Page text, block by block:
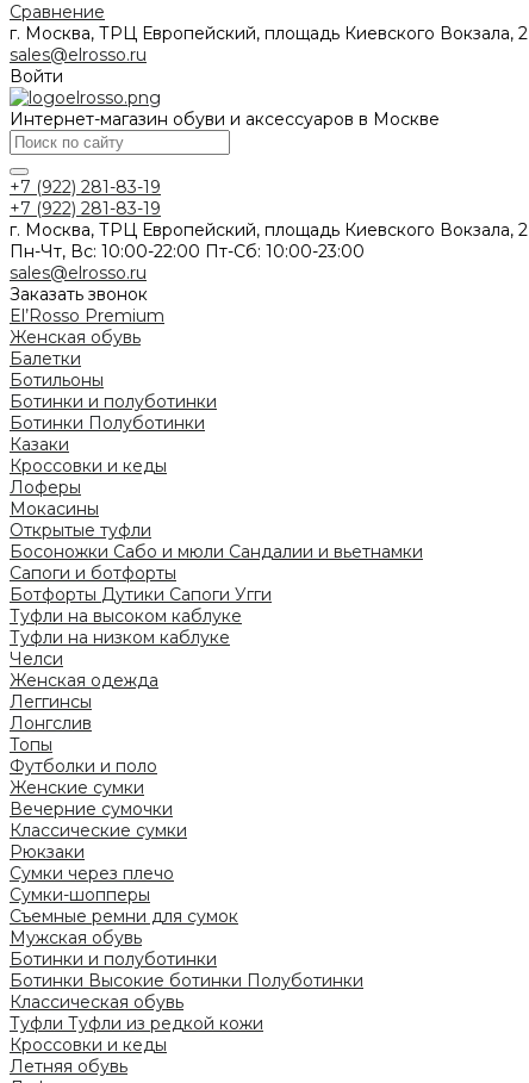
Сравнение
г. Москва, ТРЦ Европейский, площадь Киевского Вокзала, 2
sales@elrosso.ru
Войти
Интернет-магазин обуви и аксессуаров в Москве
+7 (922) 281-83-19
+7 (922) 281-83-19
г. Москва, ТРЦ Европейский, площадь Киевского Вокзала, 2
Пн-Чт, Вс: 10:00-22:00 Пт-Сб: 10:00-23:00
sales@elrosso.ru
Заказать звонок
El’Rosso Premium
Женская обувь
Балетки
Ботильоны
Ботинки и полуботинки
Ботинки Полуботинки
Казаки
Кроссовки и кеды
Лоферы
Мокасины
Открытые туфли
Босоножки Сабо и мюли Сандалии и вьетнамки
Сапоги и ботфорты
Ботфорты Дутики Сапоги Угги
Туфли на высоком каблуке
Туфли на низком каблуке
Челси
Женская одежда
Леггинсы
Лонгслив
Топы
Футболки и поло
Женские сумки
Вечерние сумочки
Классические сумки
Рюкзаки
Сумки через плечо
Сумки-шопперы
Съемные ремни для сумок
Мужская обувь
Ботинки и полуботинки
Ботинки Высокие ботинки Полуботинки
Классическая обувь
Туфли Туфли из редкой кожи
Кроссовки и кеды
Летняя обувь